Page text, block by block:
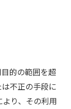
的の範囲を超
不正の手段に
り、その利用